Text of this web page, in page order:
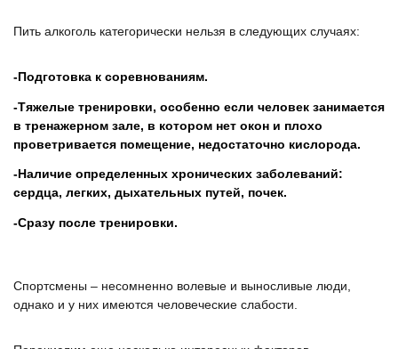
Пить алкоголь категорически нельзя в следующих случаях:
Подготовка к соревнованиям.
Тяжелые тренировки, особенно если человек занимается
в тренажерном зале, в котором нет окон и плохо
проветривается помещение, недостаточно кислорода.
Наличие определенных хронических заболеваний:
сердца, легких, дыхательных путей, почек.
Сразу после тренировки.
Спортсмены – несомненно волевые и выносливые люди,
однако и у них имеются человеческие слабости.